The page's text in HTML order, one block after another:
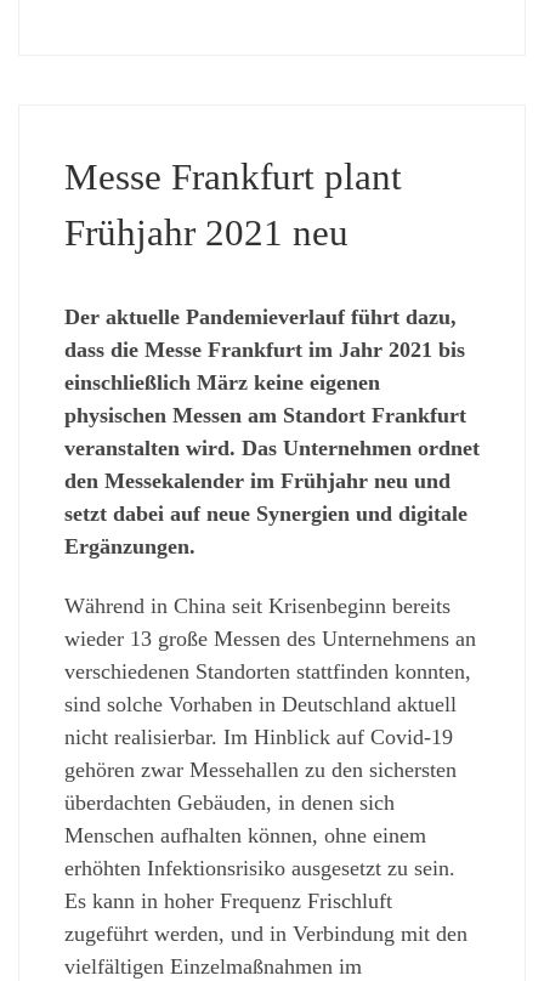
Messe Frankfurt plant
Frühjahr 2021 neu
Der aktuelle Pandemieverlauf führt dazu,
dass die Messe Frankfurt im Jahr 2021 bis
einschließlich März keine eigenen
physischen Messen am Standort Frankfurt
veranstalten wird. Das Unternehmen ordnet
den Messekalender im Frühjahr neu und
setzt dabei auf neue Synergien und digitale
Ergänzungen.
Während in China seit Krisenbeginn bereits
wieder 13 große Messen des Unternehmens an
verschiedenen Standorten stattfinden konnten,
sind solche Vorhaben in Deutschland aktuell
nicht realisierbar. Im Hinblick auf Covid-19
gehören zwar Messehallen zu den sichersten
überdachten Gebäuden, in denen sich
Menschen aufhalten können, ohne einem
erhöhten Infektionsrisiko ausgesetzt zu sein.
Es kann in hoher Frequenz Frischluft
zugeführt werden, und in Verbindung mit den
vielfältigen Einzelmaßnahmen im